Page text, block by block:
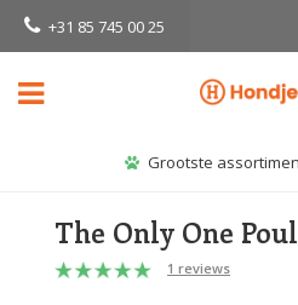
+31 85 745 00 25
Grootste
The Only One
1 reviews